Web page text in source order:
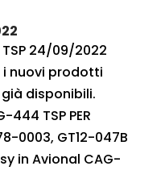
24/09/2022
nuovi prodotti
disponibili.
444 TSP PER
0003, GT12-047B
in Avional CAG-